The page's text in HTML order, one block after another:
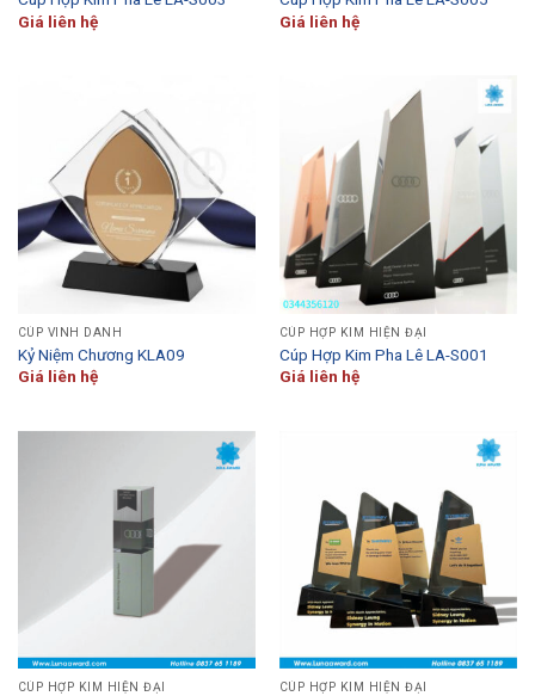
Giá liên hệ
Giá liên hệ
CÚP VINH DANH
Kỷ Niệm Chương KLA09
Giá liên hệ
CÚP HỢP KIM HIỆN ĐẠI
Cúp Hợp Kim Pha Lê LA-S001
Giá liên hệ
CÚP HỢP KIM HIỆN ĐẠI CÚP HỢP KIM HIỆN ĐẠI